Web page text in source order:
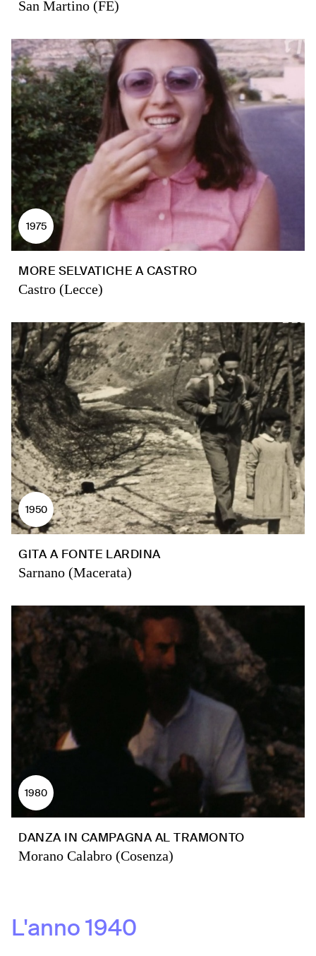
San Martino (FE)
1975
MORE SELVATICHE A CASTRO
Castro (Lecce)
1950
GITA A FONTE LARDINA
Sarnano (Macerata)
1980
DANZA IN CAMPAGNA AL TRAMONTO
Morano Calabro (Cosenza)
L'anno1940